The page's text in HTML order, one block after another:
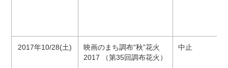
2017年10/28(土)
映画のまち調布“秋”花火
2017 （第35回調布花火）
中止